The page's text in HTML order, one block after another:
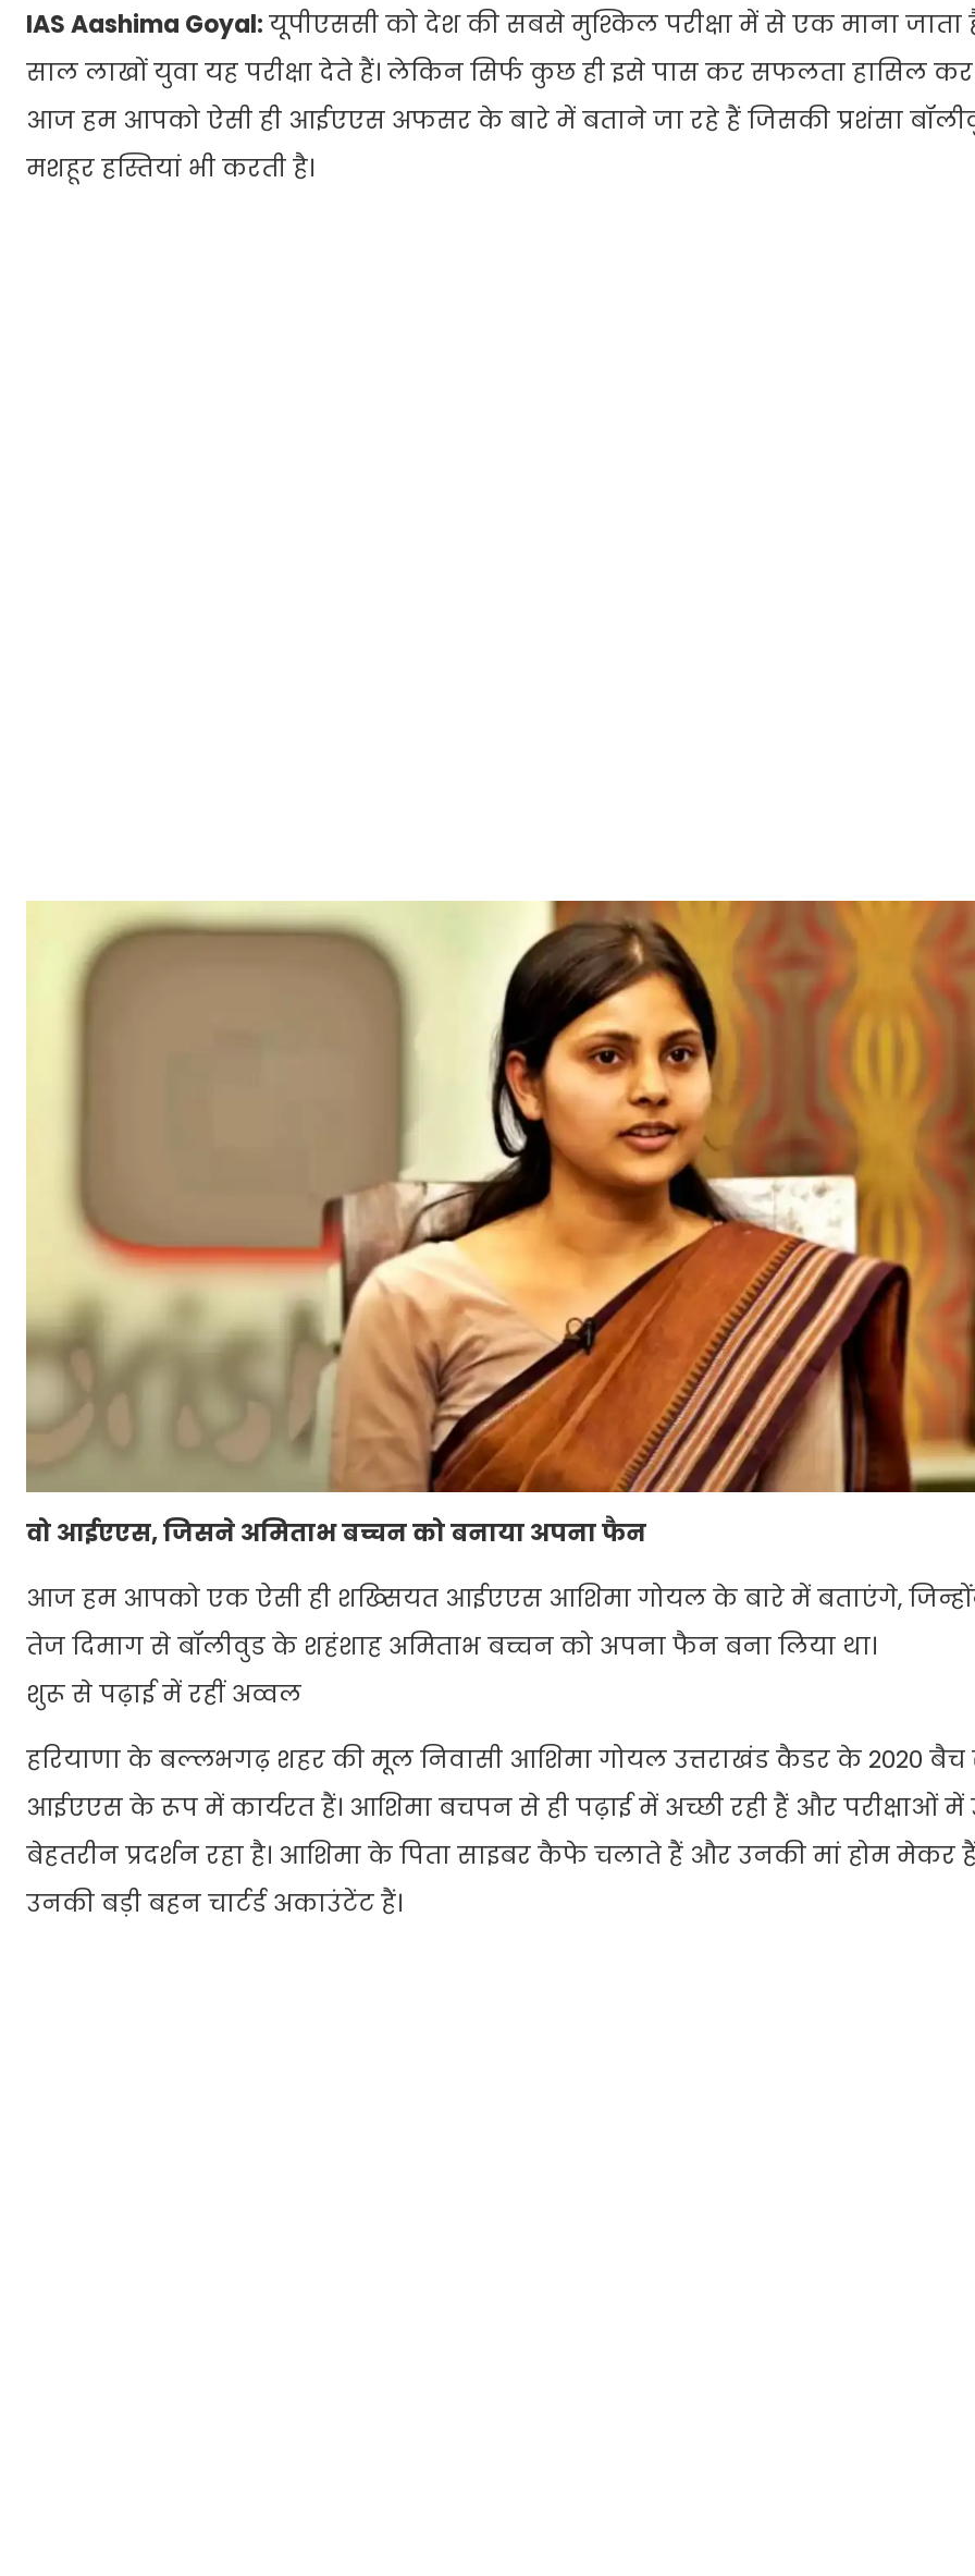
IAS Aashima Goyal:यूपीएससी को देश की सबसे मुश्किल परीक्षा में से एक माना जाता
साल लाखों युवा यह परीक्षा देते हैं। लेकिन सिर्फ कुछ ही इसे पास कर सफलता हासिल कर
आज हम आपको ऐसी ही आईएएस अफसर के बारे में बताने जा रहे हैं जिसकी प्रशंसा
मशहूर हस्तियां भी करती है।
वो आईएएस, जिसने अमिताभ बच्चन को बनाया अपना फैन
आज हम आपको एक ऐसी ही शख्सियत आईएएस आशिमा गोयल के बारे में बताएंगे,
तेज दिमाग से बॉलीवुड के शहंशाह अमिताभ बच्चन को अपना फैन बना लिया था।
शुरू से पढ़ाई में रहीं अव्वल
हरियाणा के बल्लभगढ़ शहर की मूल निवासी आशिमा गोयल उत्तराखंड कैडर के 2020 बैच
आईएएस के रूप में कार्यरत हैं। आशिमा बचपन से ही पढ़ाई में अच्छी रही हैं और परीक्षाओं
बेहतरीन प्रदर्शन रहा है। आशिमा के पिता साइबर कैफे चलाते हैं और उनकी मां होम मेकर
उनकी बड़ी बहन चार्टर्ड अकाउंटेंट हैं।